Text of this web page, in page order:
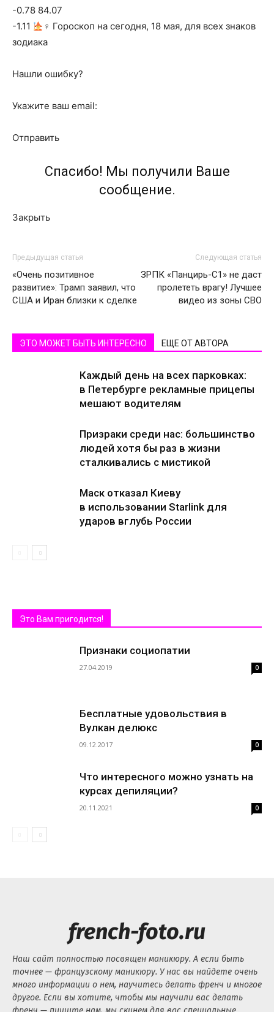
-0.78 84.07
-1.11
‍♀ Гороскоп на сегодня, 18 мая, для всех знаков
зодиака
Нашли ошибку?
Укажите ваш email:
Отправить
Спасибо! Мы получили Ваше
сообщение.
Закрыть
Предыдущая статья
«Очень позитивное
развитие»: Трамп заявил, что
США и Иран близки к сделке
Следующая статья
ЗРПК «Панцирь-С1» не даст
пролететь врагу! Лучшее
видео из зоны СВО
ЭТО МОЖЕТ БЫТЬ ИНТЕРЕСНО ЕЩЕ ОТ АВТОРА
Каждый день на всех парковках:
в Петербурге рекламные прицепы
мешают водителям
Призраки среди нас: большинство
людей хотя бы раз в жизни
сталкивались с мистикой
Маск отказал Киеву
в использовании Starlink для
ударов вглубь России
Это Вам пригодится!
Признаки социопатии
27.04.2019 0
Бесплатные удовольствия в
Вулкан делюкс
09.12.2017 0
Что интересного можно узнать на
курсах депиляции?
20.11.2021 0
french-foto.ru
Наш сайт полностью посвящен маникюру. А если быть
точнее — французскому маникюру. У нас вы найдете очень
много информации о нем, научитесь делать френч и многое
другое. Если вы хотите, чтобы мы научили вас делать